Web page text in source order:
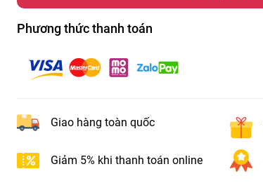
Phương thức thanh toán
Giao hàng toàn quốc
Giảm 5% khi thanh toán online